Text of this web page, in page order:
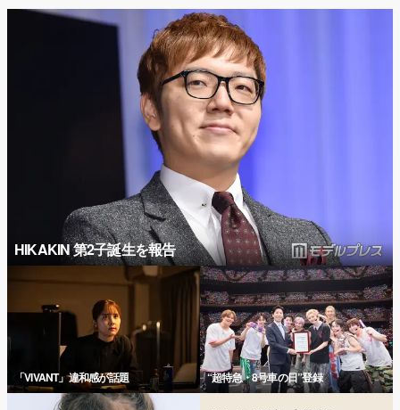
HIKAKIN 第2子誕生を報告
「VIVANT」違和感が話題 “超特急・8号車の日”登録